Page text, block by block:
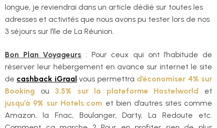
longue, je reviendrai dans un article dédié sur toutes les
adresses et activités que nous avons pu tester lors de nos
3 séjours sur l’île de La Réunion.
Bon Plan Voyageurs : Pour ceux qui ont l’habitude de
réserver leur hébergement en avance sur internet le site
de cashback iGraal vous permettra d’économiser 4% sur
Booking ou 3,5% sur la plateforme Hostelworld et
jusqu’à 9% sur Hotels.com et bien d’autres sites comme
Amazon, la Fnac, Boulanger, Darty, La Redoute etc.